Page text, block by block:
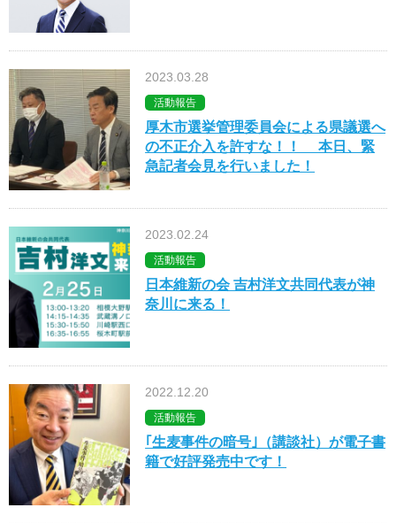
2023.03.28
活動報告
厚木市選挙管理委員会による県議選へ
の不正介入を許すな！！ 本日、緊
急記者会見を行いました！
2023.02.24
活動報告
日本維新の会 吉村洋文共同代表が神
奈川に来る！
2022.12.20
活動報告
｢生麦事件の暗号｣（講談社）が電子書
籍で好評発売中です！